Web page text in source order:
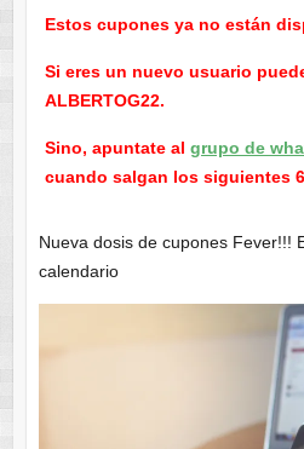
Estos cupones ya no están
Si eres un nuevo usuario
ALBERTOG22.
Sino, apuntate al grupo de
cuando salgan los siguientes
Nueva dosis de cupones Fever!!!
calendario